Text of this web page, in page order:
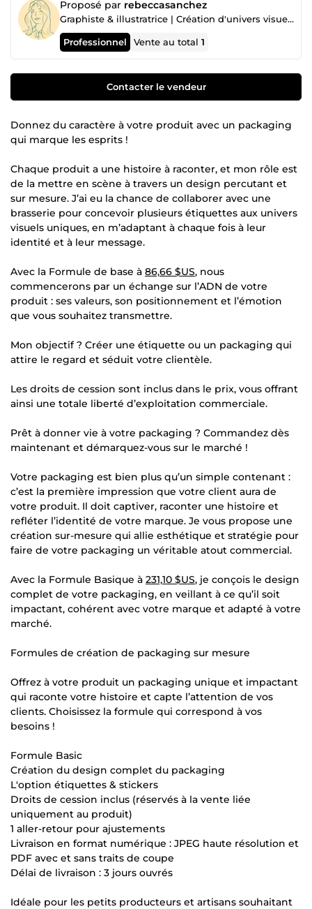
Proposé par rebeccasanchez
Graphiste & illustratrice | Création d'univers visuels uniques
Professionnel Vente au total1
Contacter le vendeur
Donnez du caractère à votre produit avec un packaging
qui marque les esprits !
Chaque produit a une histoire à raconter, et mon rôle est
de la mettre en scène à travers un design percutant et
sur mesure. J’ai eu la chance de collaborer avec une
brasserie pour concevoir plusieurs étiquettes aux univers
visuels uniques, en m’adaptant à chaque fois à leur
identité et à leur message.
Avec la Formule de base à 86,66 $US, nous
commencerons par un échange sur l’ADN de votre
produit : ses valeurs, son positionnement et l’émotion
que vous souhaitez transmettre.
Mon objectif ? Créer une étiquette ou un packaging qui
attire le regard et séduit votre clientèle.
Les droits de cession sont inclus dans le prix, vous offrant
ainsi une totale liberté d’exploitation commerciale.
Prêt à donner vie à votre packaging ? Commandez dès
maintenant et démarquez-vous sur le marché !
Votre packaging est bien plus qu’un simple contenant :
c’est la première impression que votre client aura de
votre produit. Il doit captiver, raconter une histoire et
refléter l’identité de votre marque. Je vous propose une
création sur-mesure qui allie esthétique et stratégie pour
faire de votre packaging un véritable atout commercial.
Avec la Formule Basique à 231,10 $US, je conçois le design
complet de votre packaging, en veillant à ce qu’il soit
impactant, cohérent avec votre marque et adapté à votre
marché.
Formules de création de packaging sur mesure
Offrez à votre produit un packaging unique et impactant
qui raconte votre histoire et capte l’attention de vos
clients. Choisissez la formule qui correspond à vos
besoins !
Formule Basic
Création du design complet du packaging
L'option étiquettes & stickers
Droits de cession inclus (réservés à la vente liée
uniquement au produit)
1 aller-retour pour ajustements
Livraison en format numérique : JPEG haute résolution et
PDF avec et sans traits de coupe
Délai de livraison : 3 jours ouvrés
Idéale pour les petits producteurs et artisans souhaitant